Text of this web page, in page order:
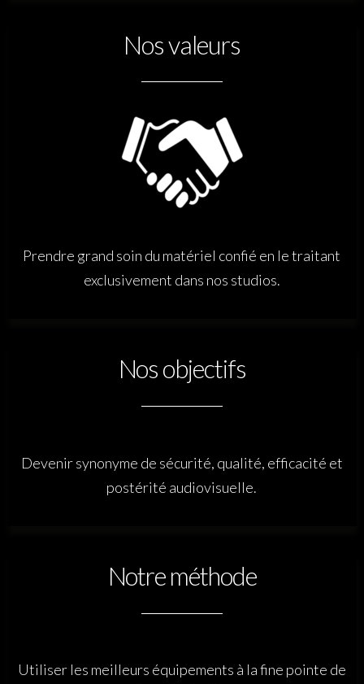
Nos valeurs
Prendre grand soin du matériel confié en le traitant
exclusivement dans nos studios.
Nos objectifs
Devenir synonyme de sécurité, qualité, efficacité et
postérité audiovisuelle.
Notre méthode
Utiliser les meilleurs équipements à la fine pointe de